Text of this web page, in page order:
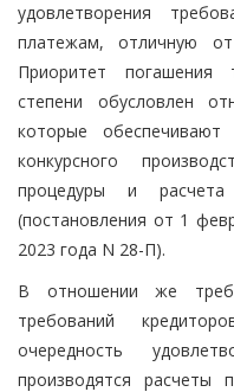
удовлетворения
платежам, отличную
Приоритет
степени обусловлен
которые
конкурсного
процедуры и
(постановления от 1
2023 года N 28-П).
В отношении же
требований
очередность
производятся расчеты